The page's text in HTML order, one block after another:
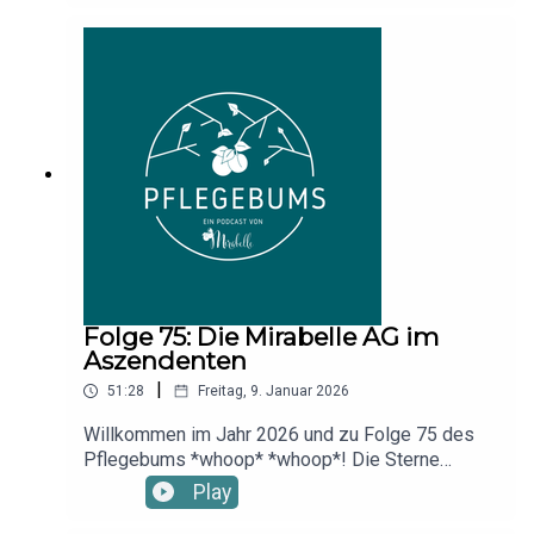
*whoop*Braucht Robert Hille Grimm einen
schlechten Mirabellen? Und die wichtigste Frage:
Schafft Sandra olympisches Gold im
Schnabeltassen-Sortieren?Jetzt bei einer neuen
Runde Pflegebums *whoop* *whoop*
Folge 75: Die Mirabelle AG im
Aszendenten
51:28 Freitag, 9. Januar 2026
Willkommen im Jahr 2026 und zu Folge 75 des
Pflegebums *whoop* *whoop*! Die Sterne
stehen gut, wir sind im Aszendent Mirabelle,
Silvester ist offiziell vorbei – die Reste sind aber
Play